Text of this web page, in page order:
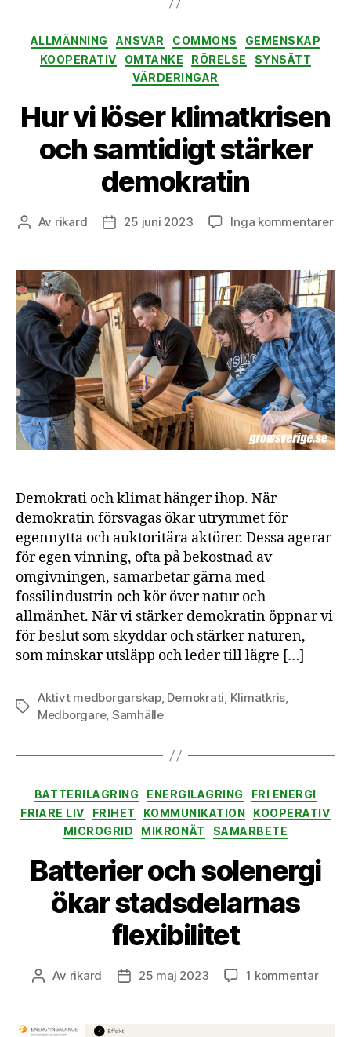
Kategorier
ALLMÄNNING ANSVAR COMMONS
GEMENSKAP
KOOPERATIV
OMTANKE RÖRELSE
SYNSÄTT
VÄRDERINGAR
Hur vi löser klimatkrisen
och samtidigt stärker
demokratin
Inläggsförfattare
Av rikard Inläggsdatum
25 juni 2023 Inga kommentarertill
Demokrati och klimat hänger ihop. När
demokratin försvagas ökar utrymmet för
egennytta och auktoritära aktörer. Dessa agerar
för egen vinning, ofta på bekostnad av
omgivningen, samarbetar gärna med
fossilindustrin och kör över natur och
allmänhet. När vi stärker demokratin öppnar vi
för beslut som skyddar och stärker naturen,
som minskar utsläpp och leder till lägre […]
Etiketter
Aktivt medborgarskap, Demokrati, Klimatkris,
Medborgare, Samhälle
Kategorier
BATTERILAGRING ENERGILAGRING
FRI ENERGI
FRIARE LIV
FRIHET KOMMUNIKATION
KOOPERATIV
MICROGRID
MIKRONÄT SAMARBETE
Batterier och solenergi
ökar stadsdelarnas
flexibilitet
Inläggsförfattare
Av rikard Inläggsdatum
25 maj 2023 1 kommentartill